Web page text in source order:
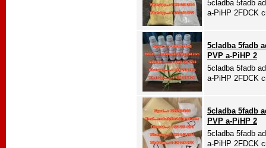
5cladba 5fadb
a-PiHP 2FDCK
5cladba 5fadb
PVP a-PiHP 2
5cladba 5fadb
a-PiHP 2FDCK
5cladba 5fadb
PVP a-PiHP 2
5cladba 5fadb
a-PiHP 2FDCK